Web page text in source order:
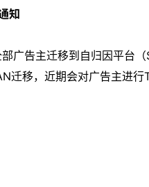
知
广告主迁移到自归因平台
迁移，近期会对广告主进